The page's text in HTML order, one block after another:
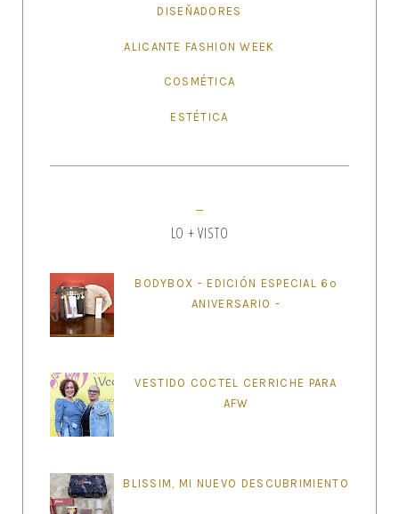
DISEÑADORES
ALICANTE FASHION WEEK
COSMÉTICA
ESTÉTICA
LO + VISTO
BODYBOX - EDICIÓN ESPECIAL 6º
ANIVERSARIO -
VESTIDO COCTEL CERRICHE PARA
AFW
BLISSIM, MI NUEVO DESCUBRIMIENTO